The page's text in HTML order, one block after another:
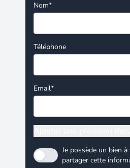
Nom*
Téléphone
Email*
Je possède un bien
partager cette